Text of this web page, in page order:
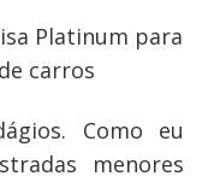
Platinum para
carros
Como eu
menores